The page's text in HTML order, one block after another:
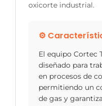
oxicorte industrial.
⚙️
El equipo Cortec
diseñado para
en procesos de
permitiendo un
de gas y